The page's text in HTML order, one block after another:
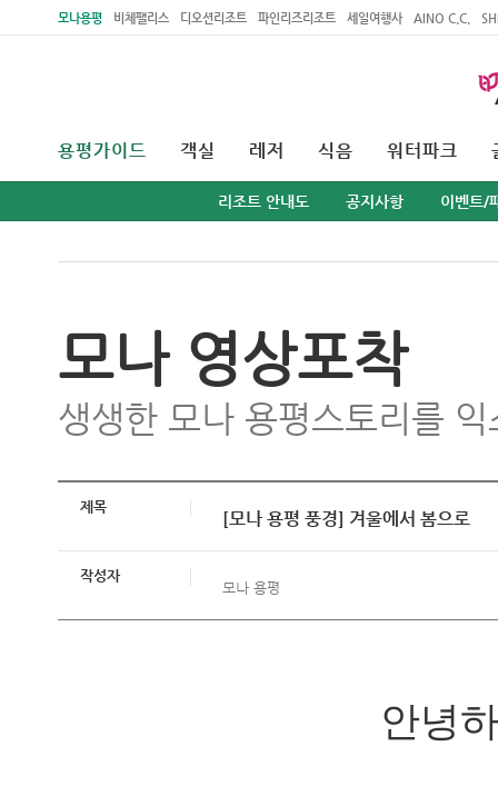
모나용평 비체팰리스 디오션리조트 파인리즈리조트 세일여행사 AINO C.C.
용평가이드
리조트 안내도 공지사항 이벤트/
객실 레저 식음 워터파크
모나 영상포착
생생한 모나 용평스토리를
제목
[모나 용평 풍경] 겨울에서 봄으로
작성자
모나 용평
안녕